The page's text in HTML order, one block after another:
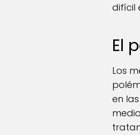
difícil
El
Los
en